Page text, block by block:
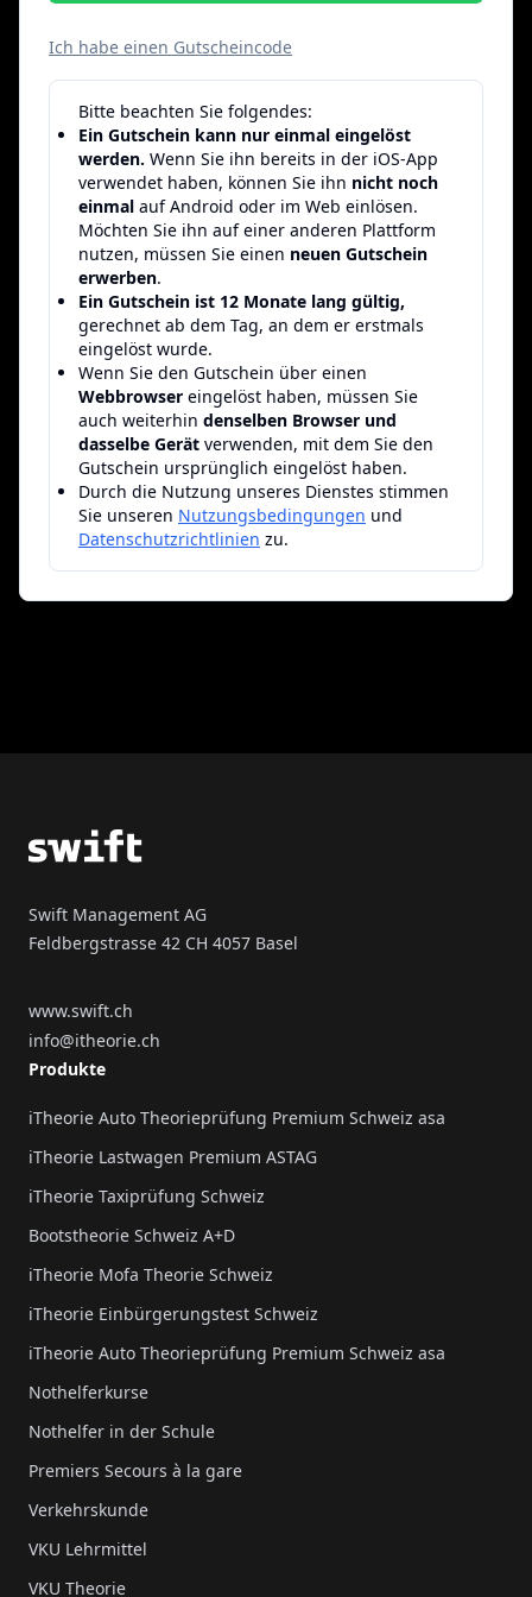
Ich habe einen Gutscheincode
Bitte beachten Sie folgendes:
Ein Gutschein kann nur einmal eingelöst
werden. Wenn Sie ihn bereits in der iOS-App
verwendet haben, können Sie ihn nicht noch
einmal auf Android oder im Web einlösen.
Möchten Sie ihn auf einer anderen Plattform
nutzen, müssen Sie einen neuen Gutschein
erwerben.
Ein Gutschein ist 12 Monate lang gültig,
gerechnet ab dem Tag, an dem er erstmals
eingelöst wurde.
Wenn Sie den Gutschein über einen
Webbrowser eingelöst haben, müssen Sie
auch weiterhin denselben Browser und
dasselbe Gerät verwenden, mit dem Sie den
Gutschein ursprünglich eingelöst haben.
Durch die Nutzung unseres Dienstes stimmen
Sie unseren Nutzungsbedingungen und
Datenschutzrichtlinien zu.
Footer
Swift Management AG
Feldbergstrasse 42 CH 4057 Basel
www.swift.ch
info@itheorie.ch
Produkte
iTheorie Auto Theorieprüfung Premium Schweiz asa
iTheorie Lastwagen Premium ASTAG
iTheorie Taxiprüfung Schweiz
Bootstheorie Schweiz A+D
iTheorie Mofa Theorie Schweiz
iTheorie Einbürgerungstest Schweiz
iTheorie Auto Theorieprüfung Premium Schweiz asa
Nothelferkurse
Nothelfer in der Schule
Premiers Secours à la gare
Verkehrskunde
VKU Lehrmittel
VKU Theorie